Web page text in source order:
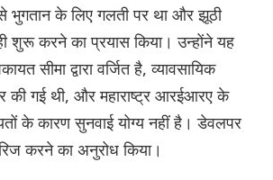
से भुगतान के लिए गलती पर था और झूठी
शुरू करने का प्रयास किया। उन्होंने यह
सीमा द्वारा वर्जित है, व्यावसायिक
की गई थी, और महाराष्ट्र आरईआरए के
के कारण सुनवाई योग्य नहीं है। डेवलपर
करने का अनुरोध किया।